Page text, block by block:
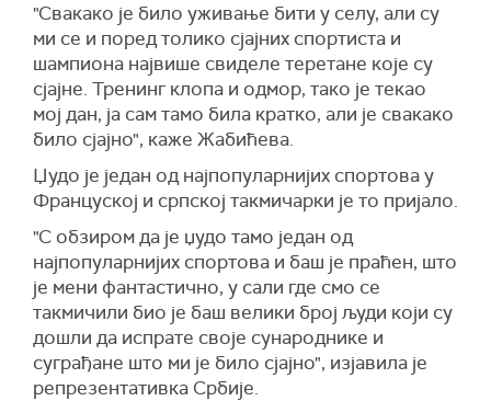
"Свакако је било уживање бити у селу, али су
ми се и поред толико сјајних спортиста и
шампиона највише свиделе теретане које су
сјајне. Тренинг клопа и одмор, тако је текао
мој дан, ја сам тамо била кратко, али је свакако
било сјајно", каже Жабићева.
Џудо је један од најпопуларнијих спортова у
Француској и српској такмичарки је то пријало.
"С обзиром да је џудо тамо један од
најпопуларнијих спортова и баш је праћен, што
је мени фантастично, у сали где смо се
такмичили био је баш велики број људи који су
дошли да испрате своје сународнике и
суграђане што ми је било сјајно", изјавила је
репрезентативка Србије.